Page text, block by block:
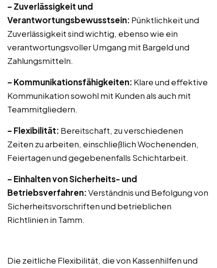
– Zuverlässigkeit und
Verantwortungsbewusstsein: Pünktlichkeit und
Zuverlässigkeit sind wichtig, ebenso wie ein
verantwortungsvoller Umgang mit Bargeld und
Zahlungsmitteln.
– Kommunikationsfähigkeiten: Klare und effektive
Kommunikation sowohl mit Kunden als auch mit
Teammitgliedern.
– Flexibilität: Bereitschaft, zu verschiedenen
Zeiten zu arbeiten, einschließlich Wochenenden,
Feiertagen und gegebenenfalls Schichtarbeit.
– Einhalten von Sicherheits- und
Betriebsverfahren:Verständnis und Befolgung von
Sicherheitsvorschriften und betrieblichen
Richtlinien in Tamm.
Die zeitliche Flexibilität, die von Kassenhilfen und